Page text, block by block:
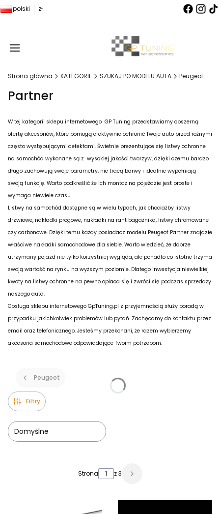
polski zł
Strona główna KATEGORIE SZUKAJ PO MODELU AUTA Peugeot
Partner
W tej kategorii sklepu internetowego GP Tuning przedstawiamy obszerną
ofertę akcesoriów, które pomogą efektywnie ochronić Twoje auto przed rożnymi
często występującymi defektami. Świetnie prezentujące się listwy ochronne
na samochód wykonane są z wysokiej jakości tworzyw, dzięki czemu bardzo
długo zachowują swoje parametry, nie tracą barwy i idealnie wypełniają
swoją funkcję. Warto podkreślić że ich montaż na pojeździe jest proste i
wymaga niewiele czasu.
Listwy na samochód dostępne są w wielu typach, jak chociażby listwy
drzwiowe, nakładki progowe, nakładki na rant bagażnika, listwy chromowane
czy carbonowe. Dzięki temu każdy posiadacz modelu Peugeot Partner znajdzie
właściwe nakładki samochodowe dla siebie. Warto wiedzieć, że dobrze
utrzymany pojazd nie tylko korzystniej wygląda, ale ponadto co istotne trzyma
swoją wartość na rynku na wyższym poziomie. Dlatego inwestycja niewielkiej
kwoty na listwy ochronne na pewno opłaca się i zwróci się podczas sprzedaży
naszego auta.
Obsługa sklepu internetowego GpTuning.pl z przyjemnością służy poradą w
przypadku jakichkolwiek problemów lub pytań. Zachęcamy do kontaktu przez
email oraz telefonicznego. Jesteśmy przekonani, że razem wybierzemy
akcesoria samochodowe odpowiadające Twoim potrzebom.
Peugeot
Filtry
Domyślne
Strona z 3